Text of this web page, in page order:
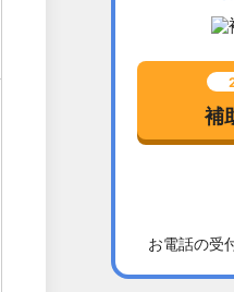
補
お電話の受